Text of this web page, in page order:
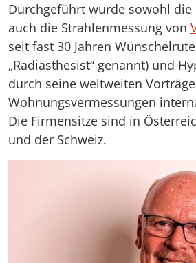
Durchgeführt wurde sowohl die
auch die Strahlenmessung von
seit fast 30 Jahren
„Radiästhesist“ genannt) und
durch seine weltweiten
Wohnungsvermessungen
Die Firmensitze sind in
und der Schweiz.